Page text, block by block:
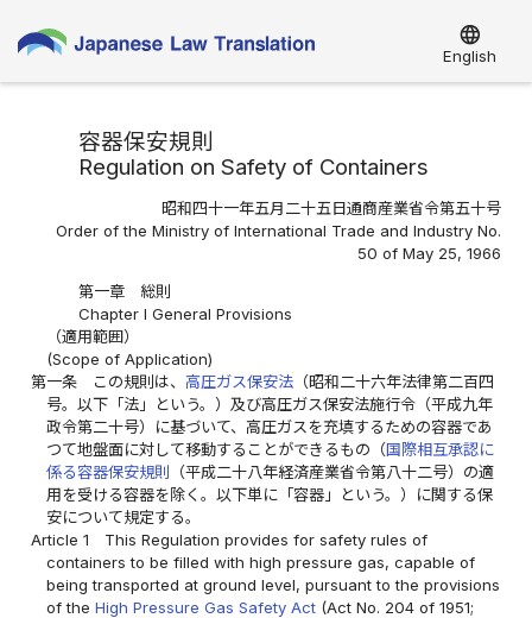
language
English
容器保安規則
Regulation on Safety of Containers
昭和四十一年五月二十五日通商産業省令第五十号
Order of the Ministry of International Trade and Industry No.
50 of May 25, 1966
第一章 総則
Chapter I General Provisions
（適用範囲）
(Scope of Application)
第一条
この規則は、高圧ガス保安法 （昭和二十六年法律第二百四
号。以下「法」という。）及び高圧ガス保安法施行令（平成九年
政令第二十号）に基づいて、高圧ガスを充填するための容器であ
つて地盤面に対して移動することができるもの（国際相互承認に
係る容器保安規則 （平成二十八年経済産業省令第八十二号）の適
用を受ける容器を除く。以下単に「容器」という。）に関する保
安について規定する。
Article 1
This Regulation provides for safety rules of
containers to be filled with high pressure gas, capable of
being transported at ground level, pursuant to the provisions
of theHigh Pressure Gas Safety Act (Act No. 204 of 1951;